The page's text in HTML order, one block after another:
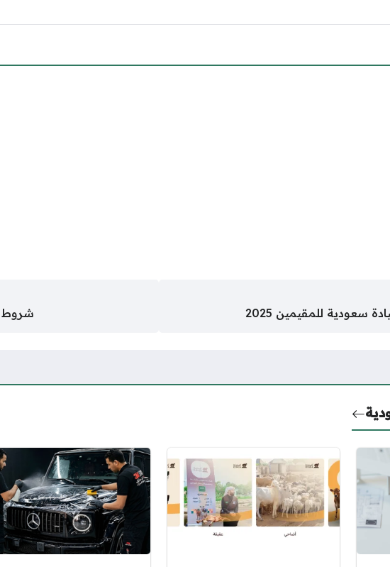
للمقيمين 2025 شروط